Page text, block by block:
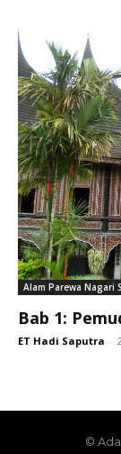
Alam Parewa Nagari
Bab 1:
ET Hadi Saputra -
©